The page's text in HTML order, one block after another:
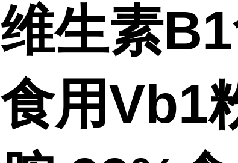
维生素
食用Vb1